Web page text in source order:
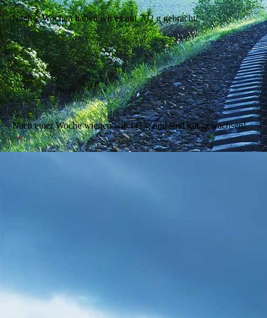
Nach 2 Wochen haben wir es auf 702 g gebracht!
Nach einer Woche wiegen wir 441 g und sind gut gewachsen!